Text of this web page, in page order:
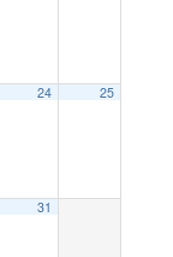
24 25
31